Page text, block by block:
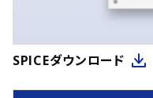
SPICEダウンロード